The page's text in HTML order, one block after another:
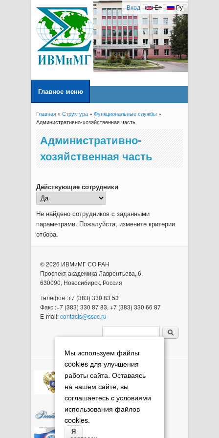
Ру
En
Вход
Главное меню
Вы здесь
Главная» Структура» Функциональные службы»
Административно-хозяйственная часть
Административно-
хозяйственная часть
Действующие сотрудники
Не найдено сотрудников с заданными
параметрами. Пожалуйста, измените критерии
отбора.
Мы используем файлы
cookies для улучшения
работы сайта. Оставаясь
на нашем сайте, вы
соглашаетесь с условиями
использования файлов
cookies.
Я
© 2026 ИВМиМГ СО РАН
Проспект академика Лаврентьева, 6,
630090, Новосибирск, Россия
Телефон :+7 (383) 330 83 53
Факс :+7 (383) 330 87 83, +7 (383) 330 66 87
E-mail:contacts@sscc.ru
Форма поиска